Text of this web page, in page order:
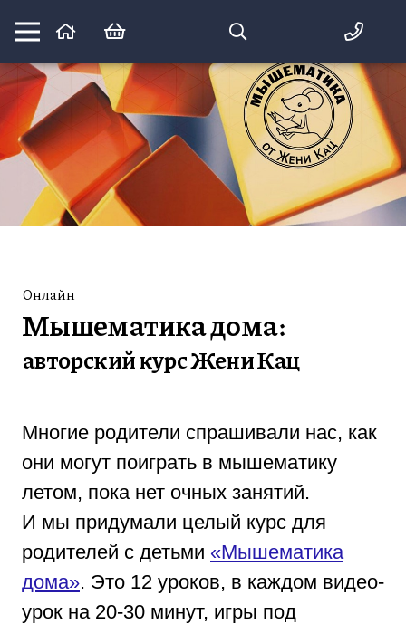
Математика вприпрыжку:
идеи и игры для детей и их родителей
Онлайн
Мышематика дома:
авторский курс Жени Кац
Многие родители спрашивали нас, как
они могут поиграть в мышематику
летом, пока нет очных занятий.
И мы придумали целый курс для
родителей с детьми «Мышематика
дома». Это 12 уроков, в каждом видео-
урок на 20-30 минут, игры под